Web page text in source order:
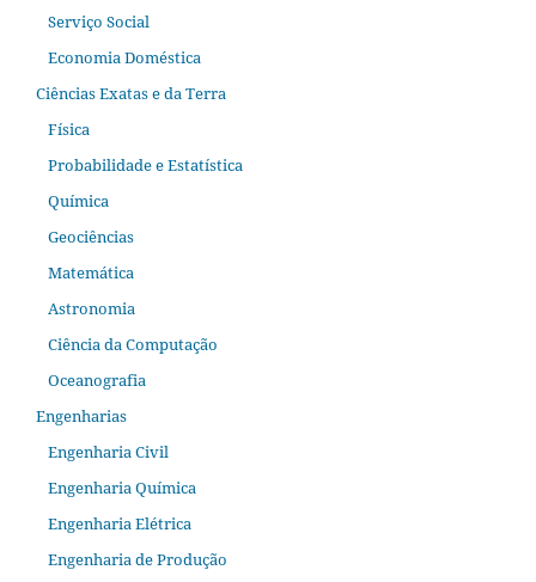
Serviço Social
Economia Doméstica
Ciências Exatas e da Terra
Física
Probabilidade e Estatística
Química
Geociências
Matemática
Astronomia
Ciência da Computação
Oceanografia
Engenharias
Engenharia Civil
Engenharia Química
Engenharia Elétrica
Engenharia de Produção